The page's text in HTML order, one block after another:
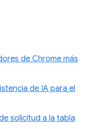
de Chrome más
de IA para el
solicitud a la tabla